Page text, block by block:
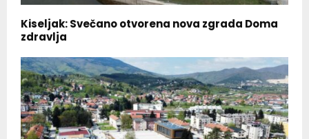
Kiseljak: Svečano otvorena nova zgrada Doma
zdravlja